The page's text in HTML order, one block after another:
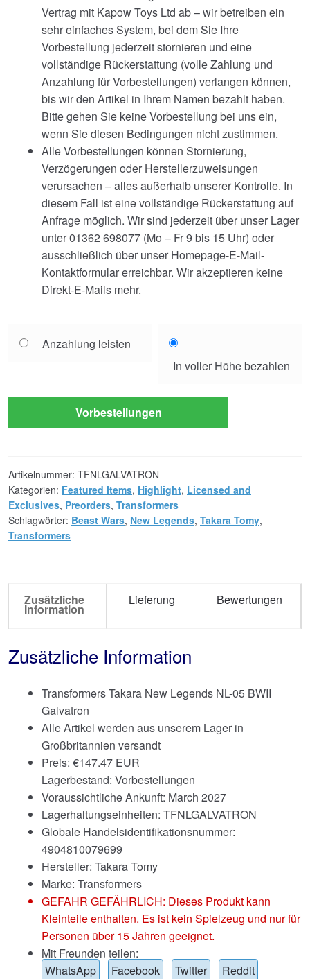
Vertrag mit Kapow Toys Ltd ab – wir betreiben ein
sehr einfaches System, bei dem Sie Ihre
Vorbestellung jederzeit stornieren und eine
vollständige Rückerstattung (volle Zahlung und
Anzahlung für Vorbestellungen) verlangen können,
bis wir den Artikel in Ihrem Namen bezahlt haben.
Bitte gehen Sie keine Vorbestellung bei uns ein,
wenn Sie diesen Bedingungen nicht zustimmen.
Alle Vorbestellungen können Stornierung,
Verzögerungen oder Herstellerzuweisungen
verursachen – alles außerhalb unserer Kontrolle. In
diesem Fall ist eine vollständige Rückerstattung auf
Anfrage möglich. Wir sind jederzeit über unser Lager
unter 01362 698077 (Mo – Fr 9 bis 15 Uhr) oder
ausschließlich über unser Homepage-E-Mail-
Kontaktformular erreichbar. Wir akzeptieren keine
Direkt-E-Mails mehr.
your
Anzahlung leisten
In voller Höhe bezahlen
Vorbestellungen
Artikelnummer: TFNLGALVATRON
Kategorien: Featured Items, Highlight, Licensed and
Exclusives, Preorders, Transformers
Schlagwörter: Beast Wars, New Legends, Takara Tomy,
Transformers
Zusätzliche
Information
Lieferung Bewertungen
Zusätzliche Information
Transformers Takara New Legends NL-05 BWII
Galvatron
Alle Artikel werden aus unserem Lager in
Großbritannien versandt
Preis: €147.47 EUR
Lagerbestand: Vorbestellungen
Voraussichtliche Ankunft: March 2027
Lagerhaltungseinheiten: TFNLGALVATRON
Globale Handelsidentifikationsnummer:
4904810079699
Hersteller: Takara Tomy
Marke: Transformers
GEFAHR GEFÄHRLICH: Dieses Produkt kann
Kleinteile enthalten. Es ist kein Spielzeug und nur für
Personen über 15 Jahren geeignet.
Mit Freunden teilen:
WhatsApp
Facebook Twitter Reddit